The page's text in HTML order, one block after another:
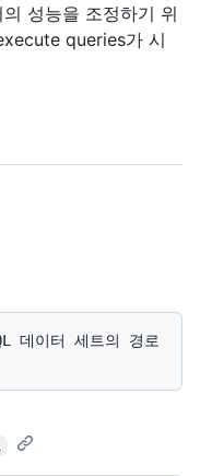
성능을 조정하기 위
queries가 시